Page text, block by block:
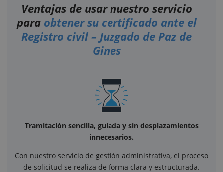
Ventajas de usar nuestro servicio
para obtener su certificado ante el
Registro civil – Juzgado de Paz de
Gines
Tramitación sencilla, guiada y sin desplazamientos
innecesarios.
Con nuestro servicio de gestión administrativa, el proceso
de solicitud se realiza de forma clara y estructurada.